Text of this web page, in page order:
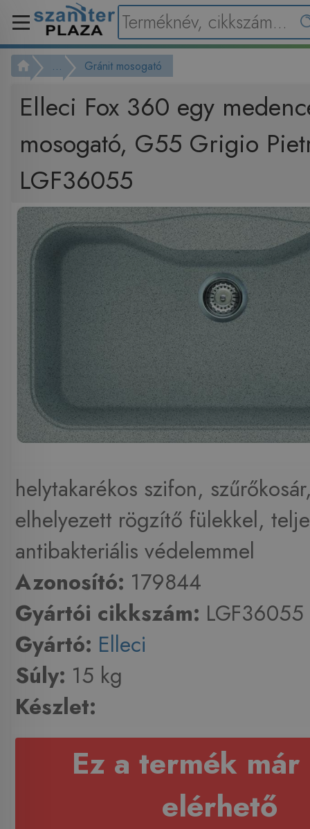
... Gránit mosogató
Elleci Fox 360 egy
mosogató, G55 Grigio
LGF36055
helytakarékos szifon,
elhelyezett rögzítő fülekkel,
antibakteriális védelemmel
Azonosító: 179844
Gyártói cikkszám: LGF36055
Gyártó: Elleci
Súly: 15 kg
Készlet:
Ez a termék már
elérhető